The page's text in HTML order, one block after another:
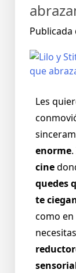
Publicada
Les
enorme
cine
quedes
te
como